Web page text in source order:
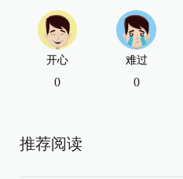
开心
0
难过
0
推荐阅读